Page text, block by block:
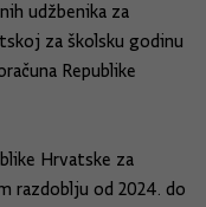
udžbenika za
za školsku godinu
Republike
Hrvatske za
razdoblju od 2024. do